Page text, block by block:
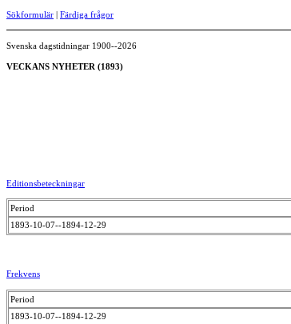
Sökformulär | Färdiga frågor
Svenska dagstidningar 1900--2026
VECKANS NYHETER (1893)
Editionsbeteckningar
Period
1893-10-07--1894-12-29
Frekvens
Period
1893-10-07--1894-12-29